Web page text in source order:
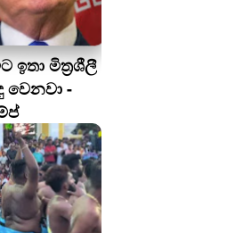
ඉතා මිත්‍රශීලී
වෙනවා -